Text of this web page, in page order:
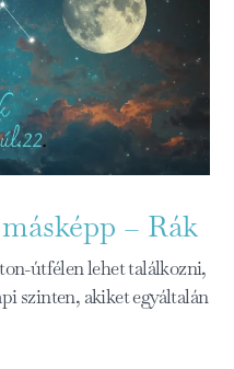
– Rák
útfélen lehet találkozni,
szinten, akiket egyáltalán